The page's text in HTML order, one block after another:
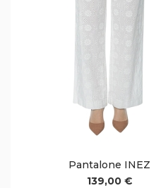
Pantalone INEZ
139,00 €